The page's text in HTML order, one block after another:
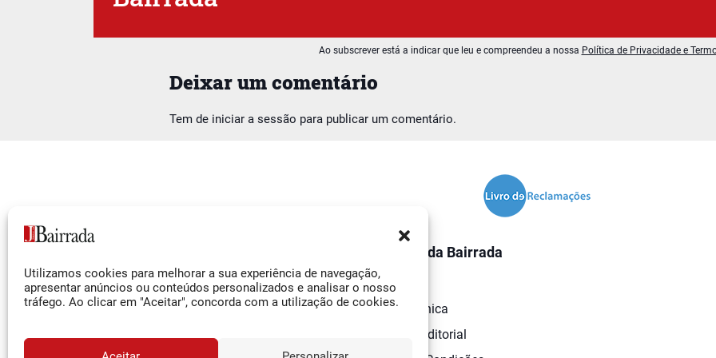
Utilizamos cookies para melhorar a sua experiência de navegação,
apresentar anúncios ou conteúdos personalizados e analisar o nosso
tráfego. Ao clicar em "Aceitar", concorda com a utilização de cookies.
Deixar um comentário
Tem de iniciar a sessão para publicar um comentário.
Ao subscrever está a indicar que leu e compreendeu a nossa Política de Privacidade e
Facebook
Instagram
YouTube
O Jornal da Bairrada
Contactos
Ficha Técnica
Estatuto Editorial